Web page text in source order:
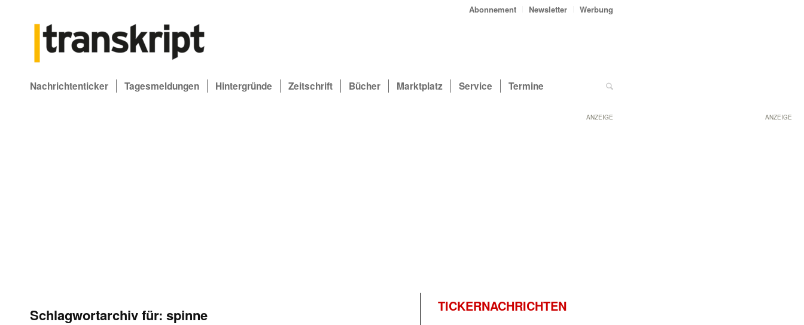
ANZEIGE
Abonnement Newsletter Werbung
Nachrichtenticker Tagesmeldungen Hintergründe Zeitschrift Bücher Marktplatz Service Termine
ANZEIGE
Schlagwortarchiv für: spinne TICKERNACHRICHTEN